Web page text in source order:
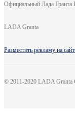
Официальный Лада Гранта
LADA Granta
Разместить рекламу на
© 2011-2020 LADA Granta